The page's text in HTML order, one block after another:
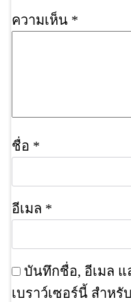
ความเห็น *
ชื่อ *
อีเมล *
บันทึกชื่อ, อีเมล
เบราว์เซอร์นี้ สำห